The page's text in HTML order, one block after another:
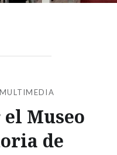
MULTIMEDIA
Museo
de